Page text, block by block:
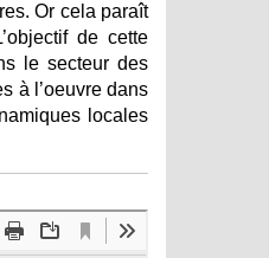
Or cela paraît
de cette
le secteur des
à l’oeuvre dans
locales